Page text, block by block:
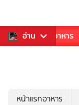
อ่าน
การเพลง อาหาร
หน้าแรกอาหาร